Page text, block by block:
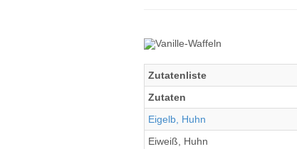
Zutatenliste
Zutaten
Eigelb, Huhn
Eiweiß, Huhn